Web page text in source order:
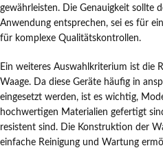
gewährleisten. Die Genauigkeit sollte
Anwendung entsprechen, sei es für
für komplexe Qualitätskontrollen.
Ein weiteres Auswahlkriterium ist die
Waage. Da diese Geräte häufig in
eingesetzt werden, ist es wichtig,
hochwertigen Materialien gefertigt
resistent sind. Die Konstruktion der
einfache Reinigung und Wartung